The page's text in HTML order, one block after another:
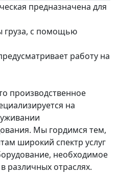
предназначена для
груза, с помощью
работу на
производственное
на
Мы гордимся тем,
широкий спектр услуг
необходимое
различных отраслях.